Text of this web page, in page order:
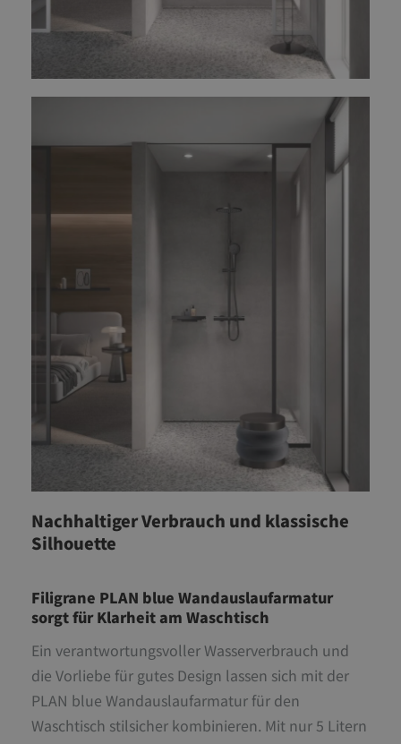
Nachhaltiger Verbrauch und klassische
Silhouette
Filigrane PLAN blue Wandauslaufarmatur
sorgt für Klarheit am Waschtisch
Ein verantwortungsvoller Wasserverbrauch und
die Vorliebe für gutes Design lassen sich mit der
PLAN blue Wandauslaufarmatur für den
Waschtisch stilsicher kombinieren. Mit nur 5 Litern